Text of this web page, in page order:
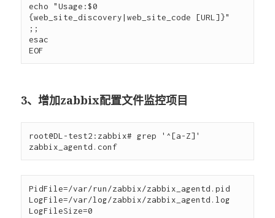
echo "Usage:$0
{web_site_discovery|web_site_code [URL]}"
;;
esac
3、增加zabbix配置文件监控项目
root@DL-test2:zabbix# grep '^[a-Z]'
PidFile=/var/run/zabbix/zabbix_agentd.pid
LogFile=/var/log/zabbix/zabbix_agentd.log
LogFileSize=0